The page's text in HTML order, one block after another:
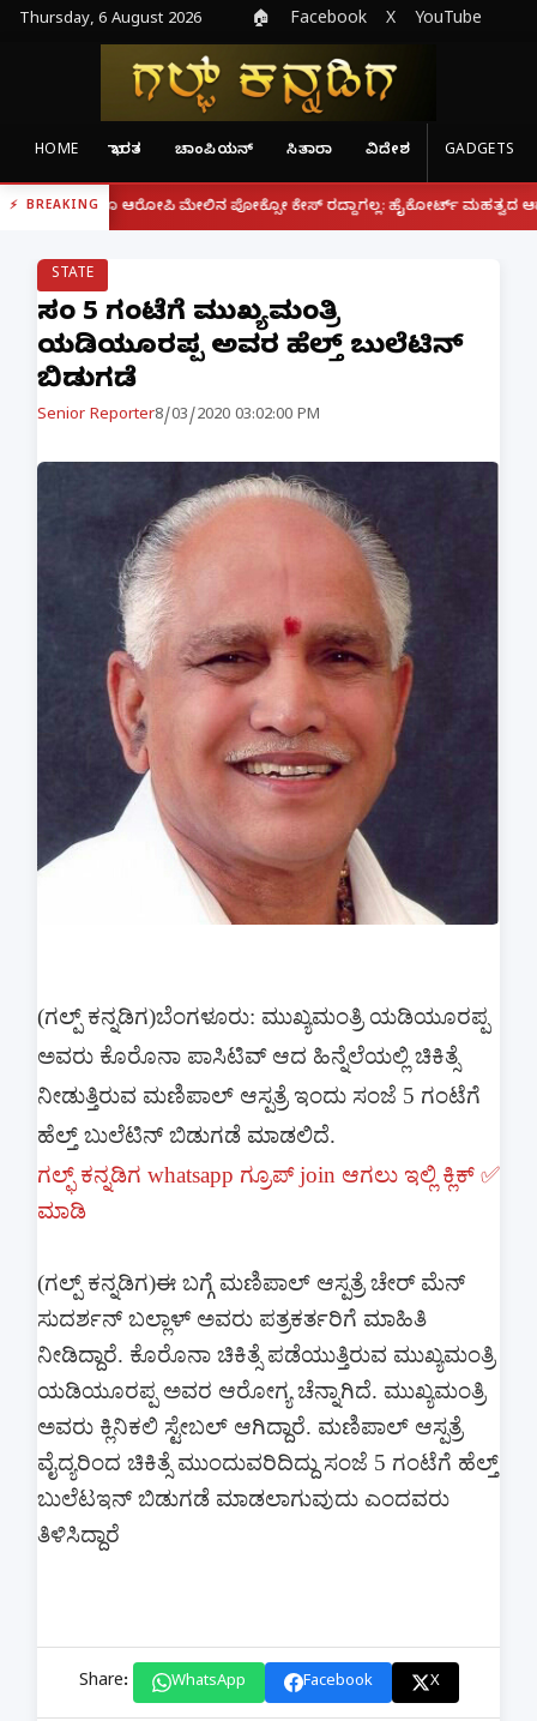
Thursday, 6 August 2026 🏠 Facebook X YouTube
HOME ಭಾರತ ಚಾಂಪಿಯನ್ ಸಿತಾರಾ ವಿದೇಶ GADGETS
BREAKING
ಆರೋಪಿ ಮೇಲಿನ ಪೋಕ್ಸೋ ಕೇಸ್ ರದ್ದಾಗಲ್ಲ: ಹೈಕೋರ್ಟ್ ಮಹತ್ವದ ಆದೇಶ |
STATE
ಸಂಜೆ 5 ಗಂಟೆಗೆ ಮುಖ್ಯಮಂತ್ರಿ
ಯಡಿಯೂರಪ್ಪ ಅವರ ಹೆಲ್ತ್ ಬುಲೆಟಿನ್
ಬಿಡುಗಡೆ
Senior Reporter8/03/2020 03:02:00 PM
(ಗಲ್ಪ್ ಕನ್ನಡಿಗ)ಬೆಂಗಳೂರು: ಮುಖ್ಯಮಂತ್ರಿ ಯಡಿಯೂರಪ್ಪ
ಅವರು ಕೊರೊನಾ ಪಾಸಿಟಿವ್ ಆದ ಹಿನ್ನೆಲೆಯಲ್ಲಿ ಚಿಕಿತ್ಸೆ
ನೀಡುತ್ತಿರುವ ಮಣಿಪಾಲ್ ಆಸ್ಪತ್ರೆ ಇಂದು ಸಂಜೆ 5 ಗಂಟೆಗೆ
ಹೆಲ್ತ್ ಬುಲೆಟಿನ್ ಬಿಡುಗಡೆ ಮಾಡಲಿದೆ.
ಗಲ್ಫ್ ಕನ್ನಡಿಗ whatsapp ಗ್ರೂಪ್ join ಆಗಲು ಇಲ್ಲಿ ಕ್ಲಿಕ್ ✅
ಮಾಡಿ
(ಗಲ್ಪ್ ಕನ್ನಡಿಗ)ಈ ಬಗ್ಗೆ ಮಣಿಪಾಲ್ ಆಸ್ಪತ್ರೆ ಚೇರ್ ಮೆನ್
ಸುದರ್ಶನ್ ಬಲ್ಲಾಳ್ ಅವರು ಪತ್ರಕರ್ತರಿಗೆ ಮಾಹಿತಿ
ನೀಡಿದ್ದಾರೆ. ಕೊರೊನಾ ಚಿಕಿತ್ಸೆ ಪಡೆಯುತ್ತಿರುವ ಮುಖ್ಯಮಂತ್ರಿ
ಯಡಿಯೂರಪ್ಪ ಅವರ ಆರೋಗ್ಯ ಚೆನ್ನಾಗಿದೆ. ಮುಖ್ಯಮಂತ್ರಿ
ಅವರು ಕ್ಲಿನಿಕಲಿ ಸ್ಟೇಬಲ್ ಆಗಿದ್ದಾರೆ. ಮಣಿಪಾಲ್ ಆಸ್ಪತ್ರೆ
ವೈದ್ಯರಿಂದ ಚಿಕಿತ್ಸೆ ಮುಂದುವರಿದಿದ್ದು ಸಂಜೆ 5 ಗಂಟೆಗೆ ಹೆಲ್ತ್
ಬುಲೆಟಇನ್ ಬಿಡುಗಡೆ ಮಾಡಲಾಗುವುದು ಎಂದವರು
ತಿಳಿಸಿದ್ದಾರೆ
Share: WhatsApp Facebook X